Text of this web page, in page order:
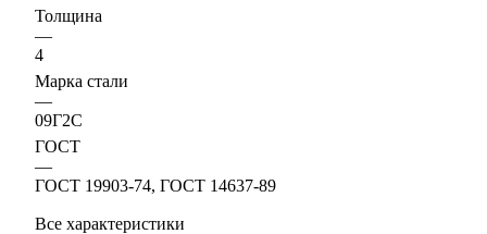
Толщина
—
4
Марка стали
—
09Г2С
ГОСТ
—
ГОСТ 19903-74, ГОСТ 14637-89
Все характеристики